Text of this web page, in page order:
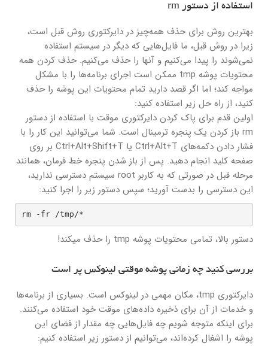
استفاده از دستور rm
بهترین روش برای حذف همه‌چیز در دایرکتوری روش قبل است،
زیرا در روش قبل، ما فایل‌هایی که دیگر در سیستم استفاده
نمی‌شوند را پیدا می‌کنیم و آنها را حذف می‌کنیم. حذف کردن همه
محتویات پوشه tmp ممکن است اجرای برنامه‌ها را با مشکل
مواجه کند؛ اما اگر قصد دارید تمام محتویات این پوشه را حذف
کنید، از راه حل زیر استفاده کنید:
اولین قدم برای پاک کردن دایرکتوری موقت با استفاده از دستور
rm باز کردن یک پنجره ترمینال است. شما می‌توانید این کار را با
فشار دادن دکمه‌های Ctrl+Alt+T یا Ctrl+Alt+Shift+T بر روی
صفحه کلید انجام دهید. پس از باز شدن پنجره خط فرمان، همانند
مرحله قبل در صورتی که به کاربر root سیستم دسترسی ندارید،
این دسترسی را بدست آورید؛ سپس دستور زیر را اجرا کنید:
rm -fr /tmp/*
دستور بالا، تمامی محتویات پوشه tmp را حذف میکند!
بررسی کنید چه زمانی پوشه موقتی لینوکس پر است
دایرکتوری tmp، مکان مهمی در لینوکس است. بسیاری از برنامه‌ها
و خدمات از آن برای ذخیره داده‌های موقت خود استفاده می‌کنند.
برای اینکه متوجه شویم چه فایل‌هایی چه مقدار از فضای این
پوشه را اشغال کرده‌اند، می‌توانیم از دستور زیر استفاده کنیم: